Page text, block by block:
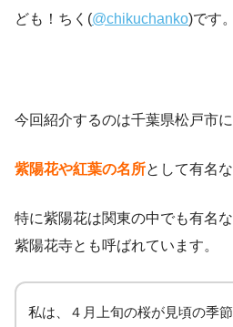
ども！ちく(@chikuchanko)です。
今回紹介するのは千葉県松戸市
紫陽花や紅葉の名所として有名
特に紫陽花は関東の中でも有名
紫陽花寺とも呼ばれています。
私は、４月上旬の桜が見頃の季